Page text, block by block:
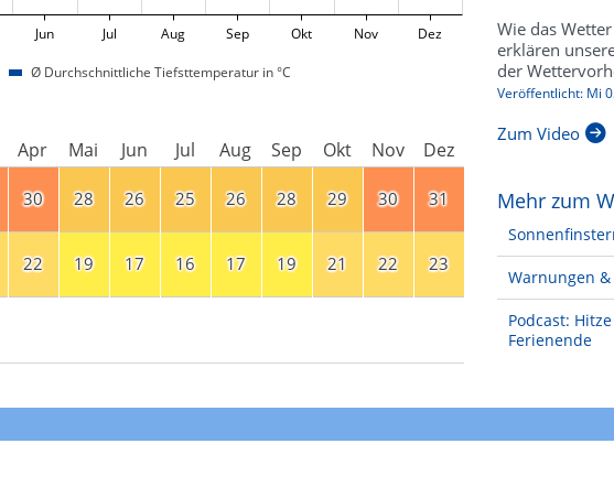
Jun Jul Aug Sep Okt Nov Dez
Ø Durchschnittliche Tiefsttemperatur in °C
Apr Mai Jun Jul Aug Sep Okt Nov Dez
30 28 26 25 26 28 29 30 31
22 19 17 16 17 19 21 22 23
Wie das
erklären
der
Veröffentlicht: Mi
Zum Video
Mehr zum
Warnungen
Podcast:
Ferienende